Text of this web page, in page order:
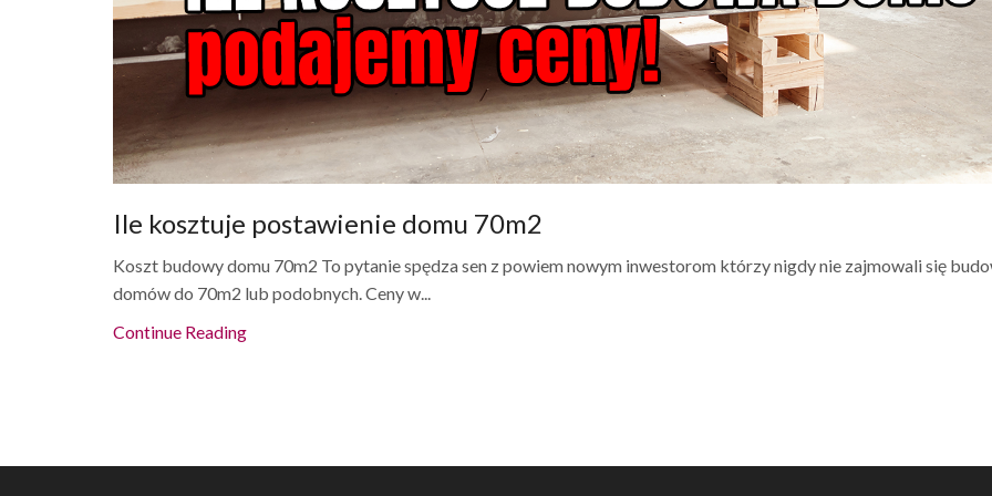
Ile kosztuje postawienie domu 70m2
Koszt budowy domu 70m2 To pytanie spędza sen z powiem nowym inwestorom którzy nigdy nie zajmowali się
domów do 70m2 lub podobnych. Ceny w...
Continue Reading